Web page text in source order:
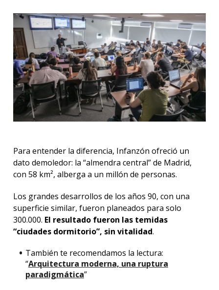
Para entender la diferencia, Infanzón ofreció un
dato demoledor: la “almendra central” de Madrid,
con 58 km², alberga a un millón de personas.
Los grandes desarrollos de los años 90, con una
superficie similar, fueron planeados para solo
300.000. El resultado fueron las temidas
“ciudades dormitorio”, sin vitalidad.
También te recomendamos la lectura:
“Arquitectura moderna, una ruptura
paradigmática”